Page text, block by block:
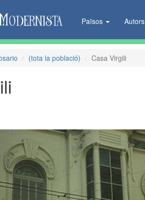
Països Autors
(tota la població) Casa Virgili